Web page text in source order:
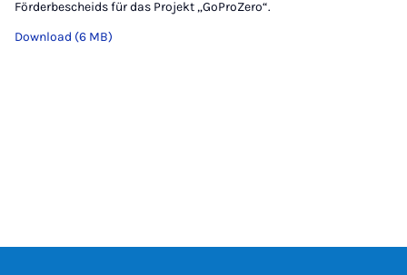
Förderbescheids für das Projekt „GoProZero“.
Download (6 MB)